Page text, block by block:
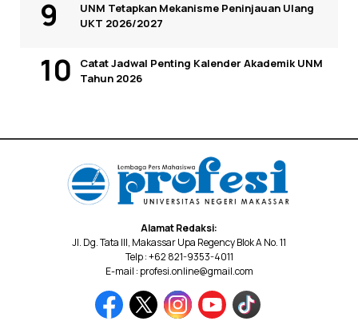
UNM Tetapkan Mekanisme Peninjauan Ulang
UKT 2026/2027
Catat Jadwal Penting Kalender Akademik UNM
Tahun 2026
Alamat Redaksi:
Jl. Dg. Tata III, Makassar Upa Regency Blok A No. 11
Telp : +62 821-9353-4011
E-mail : profesi.online@gmail.com